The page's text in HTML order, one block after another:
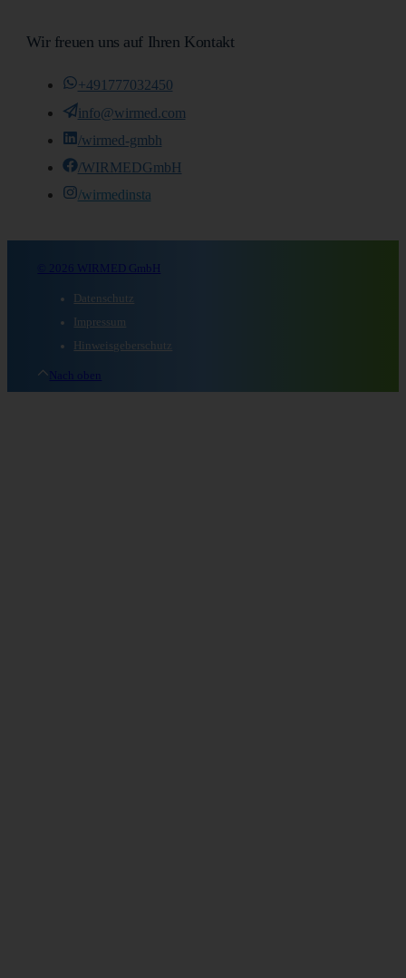
Wir freuen uns auf Ihren Kontakt
+491777032450
info@wirmed.com
/wirmed-gmbh
/WIRMEDGmbH
/wirmedinsta
© 2026 WIRMED GmbH
Datenschutz
Impressum
Hinweisgeberschutz
Nach oben